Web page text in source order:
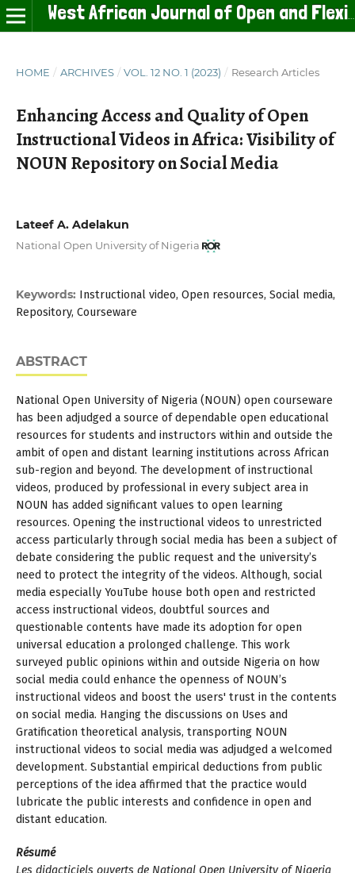
HOME / ARCHIVES / VOL. 12 NO. 1 (2023) / Research Articles
Enhancing Access and Quality of Open
Instructional Videos in Africa: Visibility of
NOUN Repository on Social Media
Lateef A. Adelakun
National Open University of Nigeria
Keywords: Instructional video, Open resources, Social media,
Repository, Courseware
ABSTRACT
National Open University of Nigeria (NOUN) open courseware
has been adjudged a source of dependable open educational
resources for students and instructors within and outside the
ambit of open and distant learning institutions across African
sub-region and beyond. The development of instructional
videos, produced by professional in every subject area in
NOUN has added significant values to open learning
resources. Opening the instructional videos to unrestricted
access particularly through social media has been a subject of
debate considering the public request and the university’s
need to protect the integrity of the videos. Although, social
media especially YouTube house both open and restricted
access instructional videos, doubtful sources and
questionable contents have made its adoption for open
universal education a prolonged challenge. This work
surveyed public opinions within and outside Nigeria on how
social media could enhance the openness of NOUN’s
instructional videos and boost the users' trust in the contents
on social media. Hanging the discussions on Uses and
Gratification theoretical analysis, transporting NOUN
instructional videos to social media was adjudged a welcomed
development. Substantial empirical deductions from public
perceptions of the idea affirmed that the practice would
lubricate the public interests and confidence in open and
distant education.
Résumé
Les didacticiels ouverts de National Open University of Nigeria